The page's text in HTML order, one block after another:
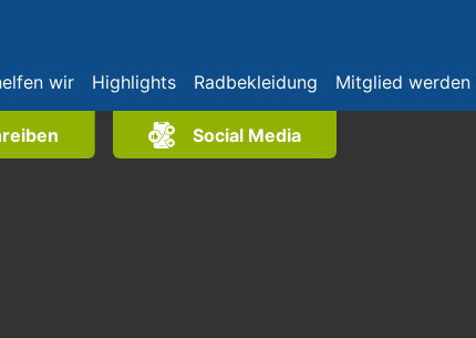
wir Highlights Radbekleidung Mitglied werden
Social Media